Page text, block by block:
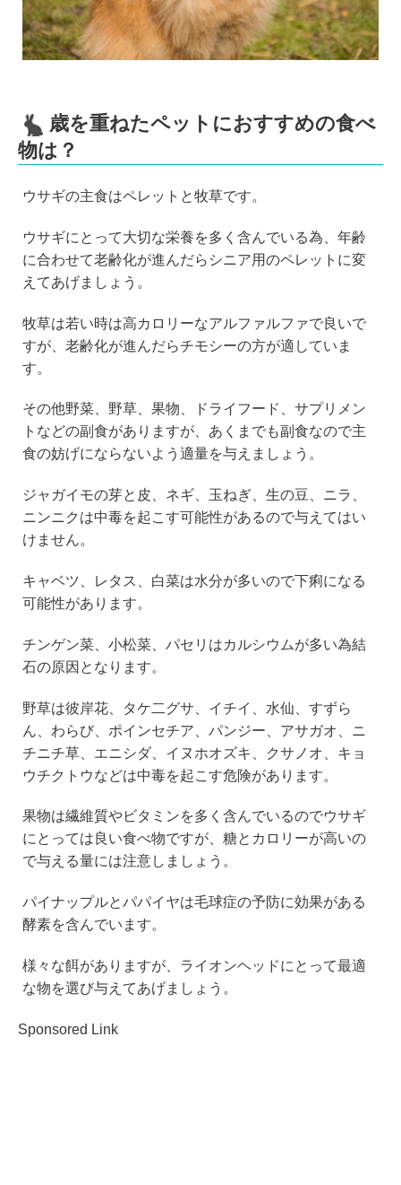
歳を重ねたペットにおすすめの食べ
物は？
ウサギの主食はペレットと牧草です。
ウサギにとって大切な栄養を多く含んでいる為、年齢
に合わせて老齢化が進んだらシニア用のペレットに変
えてあげましょう。
牧草は若い時は高カロリーなアルファルファで良いで
すが、老齢化が進んだらチモシーの方が適していま
す。
その他野菜、野草、果物、ドライフード、サプリメン
トなどの副食がありますが、あくまでも副食なので主
食の妨げにならないよう適量を与えましょう。
ジャガイモの芽と皮、ネギ、玉ねぎ、生の豆、ニラ、
ニンニクは中毒を起こす可能性があるので与えてはい
けません。
キャベツ、レタス、白菜は水分が多いので下痢になる
可能性があります。
チンゲン菜、小松菜、パセリはカルシウムが多い為結
石の原因となります。
野草は彼岸花、タケ二グサ、イチイ、水仙、すずら
ん、わらび、ポインセチア、パンジー、アサガオ、ニ
チニチ草、エニシダ、イヌホオズキ、クサノオ、キョ
ウチクトウなどは中毒を起こす危険があります。
果物は繊維質やビタミンを多く含んでいるのでウサギ
にとっては良い食べ物ですが、糖とカロリーが高いの
で与える量には注意しましょう。
パイナップルとパパイヤは毛球症の予防に効果がある
酵素を含んでいます。
様々な餌がありますが、ライオンヘッドにとって最適
な物を選び与えてあげましょう。
Sponsored Link